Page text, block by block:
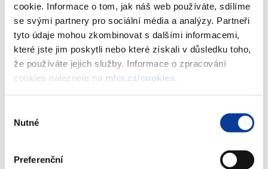
cookie. Informace o tom, jak náš web používáte, sdílíme
se svými partnery pro sociální média a analýzy. Partneři
tyto údaje mohou zkombinovat s dalšími informacemi,
které jste jim poskytli nebo které získali v důsledku toho,
že používáte jejich služby. Informace o zpracování
cookies naleznete na mfcr.cz/cookies.
souhlasu
Nutné
Preferenční
rozhodnutí.
Policie Ministerstvo financí na základě jejího dopisu s č.j.
OKFK-1068-1069/TČ-2012- 252503, který Vám byl zaslán
2.7.2015, vyzývá k vyčíslení škody ve věci trestního řízení. Z
jakého důvodu nebyla v té době už pozastavena žádost o
platbu č. 3 tohoto Projektu, která byla proplacena až
8.7.2015 a z jakého důvodu nebyla pozastavena žádost o